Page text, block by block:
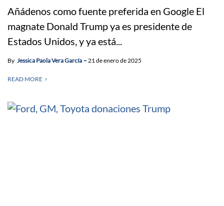
Añádenos como fuente preferida en Google El
magnate Donald Trump ya es presidente de
Estados Unidos, y ya está...
By Jessica Paola Vera García 21 de enero de 2025
READ MORE